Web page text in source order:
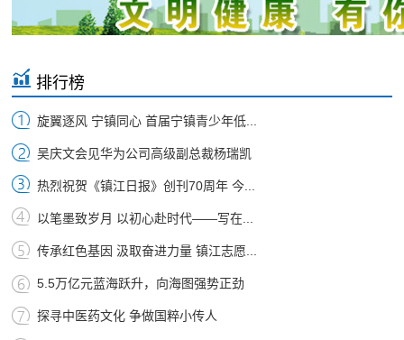
排行榜
旋翼逐风 宁镇同心 首届宁镇青少年低...
吴庆文会见华为公司高级副总裁杨瑞凯
热烈祝贺《镇江日报》创刊70周年 今...
以笔墨致岁月 以初心赴时代——写在...
传承红色基因 汲取奋进力量 镇江志愿...
5.5万亿元蓝海跃升，向海图强势正劲
探寻中医药文化 争做国粹小传人